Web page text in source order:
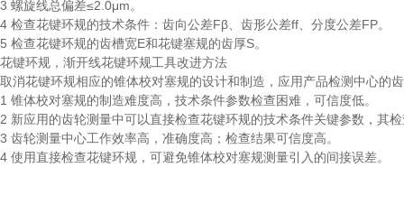
3 螺旋线总偏差≤2.0μm。
4 检查花键环规的技术条件：齿向公差Fβ、齿形公差ff、分度公差FP。
5 检查花键环规的齿槽宽E和花键塞规的齿厚S。
花键环规，渐开线花键环规工具改进方法
取消花键环规相应的锥体校对塞规的设计和制造，应用产品检测中心
1 锥体校对塞规的制造难度高，技术条件参数检查困难，可信度低。
2 新应用的齿轮测量中可以直接检查花键环规的技术条件关键参数，
3 齿轮测量中心工作效率高，准确度高；检查结果可信度高。
4 使用直接检查花键环规，可避免锥体校对塞规测量引入的间接误差。